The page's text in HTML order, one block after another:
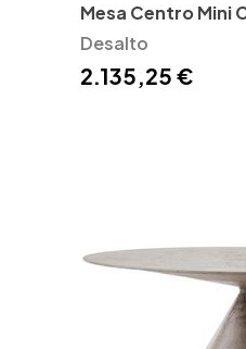
Mesa Centro Mini
Desalto
2.135,25 €